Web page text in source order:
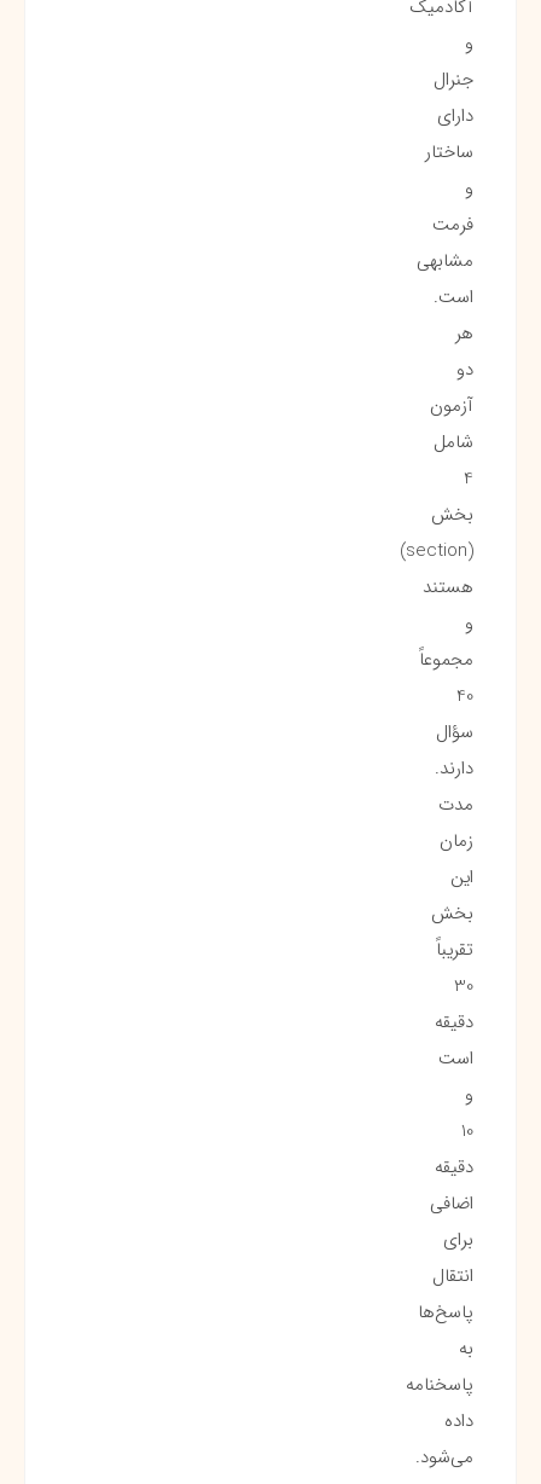
آکادمیک
و
جنرال
دارای
ساختار
و
فرمت
مشابهی
است.
هر
دو
آزمون
شامل
4
بخش
(section)
هستند
و
مجموعاً
40
سؤال
دارند.
مدت
زمان
این
بخش
تقریباً
30
دقیقه
است
و
10
دقیقه
اضافی
برای
انتقال
پاسخ‌ها
به
پاسخنامه
داده
می‌شود.